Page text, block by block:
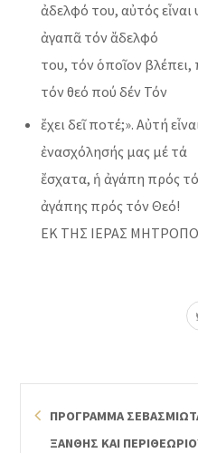
ἀδελφό του, αὐτός εἶναι
ἀγαπᾶ τόν ἄδελφό
του, τόν ὁποῖον βλέπει,
τόν θεό πού δέν Τόν
ἔχει δεῖ ποτέ;». Αὐτή
ἐνασχόλησής μας μέ τά
ἔσχατα, ἡ ἀγάπη πρός
ἀγάπης πρός τόν Θεό!
ΕΚ ΤΗΣ ΙΕΡΑΣ
ΠΡΟΓΡΑΜΜΑ
ΞΑΝΘΗΣ ΚΑΙ